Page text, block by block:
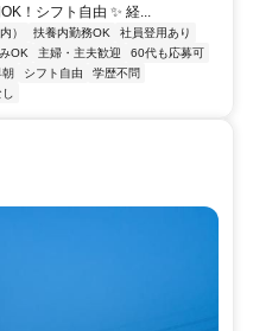
！シフト自由 ✨ 経...
） 扶養内勤務OK
社員登用あり
OK 主婦・主夫歓迎
60代も応募可
朝 シフト自由
学歴不問